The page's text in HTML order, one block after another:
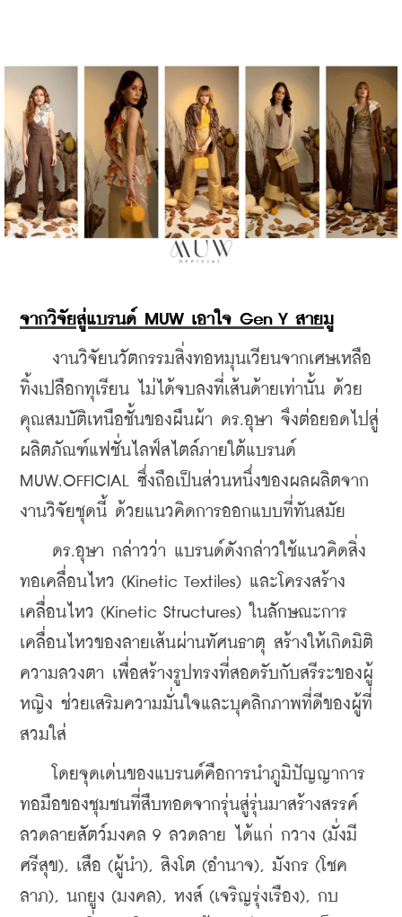
จากวิจัยสู่แบรนด์ MUW เอาใจ Gen Y สายมู
งานวิจัยนวัตกรรมสิ่งทอหมุนเวียนจากเศษเหลือ
ทิ้งเปลือกทุเรียน ไม่ได้จบลงที่เส้นด้ายเท่านั้น ด้วย
คุณสมบัติเหนือชั้นของผืนผ้า ดร.อุษา จึงต่อยอดไปสู่
ผลิตภัณฑ์แฟชั่นไลฟ์สไตล์ภายใต้แบรนด์
MUW.OFFICIAL ซึ่งถือเป็นส่วนหนึ่งของผลผลิตจาก
งานวิจัยชุดนี้ ด้วยแนวคิดการออกแบบที่ทันสมัย
ดร.อุษา กล่าวว่า แบรนด์ดังกล่าวใช้แนวคิดสิ่ง
ทอเคลื่อนไหว (Kinetic Textiles) และโครงสร้าง
เคลื่อนไหว (Kinetic Structures) ในลักษณะการ
เคลื่อนไหวของลายเส้นผ่านทัศนธาตุ สร้างให้เกิดมิติ
ความลวงตา เพื่อสร้างรูปทรงที่สอดรับกับสรีระของผู้
หญิง ช่วยเสริมความมั่นใจและบุคลิกภาพที่ดีของผู้ที่
สวมใส่
โดยจุดเด่นของแบรนด์คือการนำภูมิปัญญาการ
ทอมือของชุมชนที่สืบทอดจากรุ่นสู่รุ่นมาสร้างสรรค์
ลวดลายสัตว์มงคล 9 ลวดลาย ได้แก่ กวาง (มั่งมี
ศรีสุข), เสือ (ผู้นำ), สิงโต (อำนาจ), มังกร (โชค
ลาภ), นกยูง (มงคล), หงส์ (เจริญรุ่งเรือง), กบ